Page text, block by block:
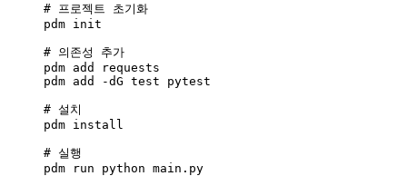
# 프로젝트 초기화
pdm init
# 의존성 추가
pdm add
requests
pdm add -dG test pytest
# 설치
pdm install
# 실행
pdm
run python main.py